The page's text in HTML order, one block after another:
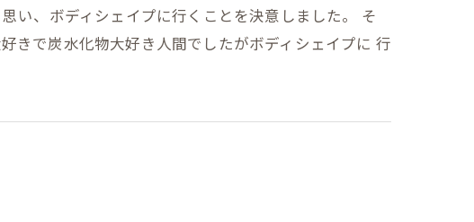
い、ボディシェイプに行くことを決意しました。 そ
きで炭水化物大好き人間でしたがボディシェイプに 行